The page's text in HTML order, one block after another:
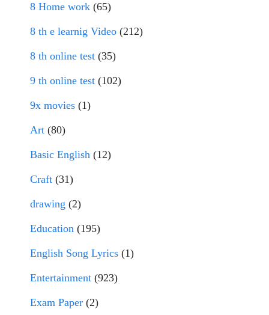
8 Home work (65)
8 th e learnig Video (212)
8 th online test (35)
9 th online test (102)
9x movies (1)
Art (80)
Basic English (12)
Craft (31)
drawing (2)
Education (195)
English Song Lyrics (1)
Entertainment (923)
Exam Paper (2)